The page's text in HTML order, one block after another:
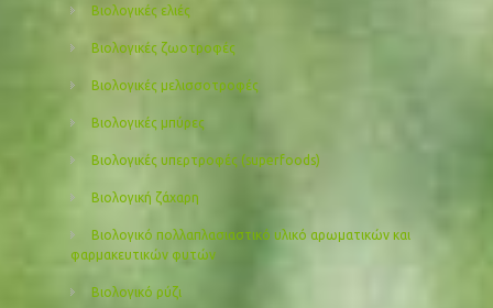
Βιολογικές ελιές
Βιολογικές ζωοτροφές
Βιολογικές μελισσοτροφές
Βιολογικές μπύρες
Βιολογικές υπερτροφές (superfoods)
Βιολογική ζάχαρη
Βιολογικό πολλαπλασιαστικό υλικό αρωματικών και
φαρμακευτικών φυτών
Βιολογικό ρύζι